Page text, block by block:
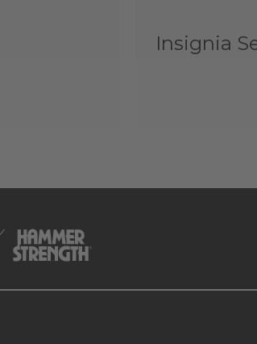
Insignia